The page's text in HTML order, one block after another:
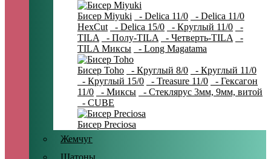
Бисер Miyuki - Delica 11/0
- Delica 11/0
HexCut
- Delica 15/0 - Круглый 11/0
-
TILA
- Полу-TILA - Четверть-TILA
-
TILA Миксы
- Long Magatama
Бисер Toho - Круглый 8/0
- Круглый 11/0
- Круглый 15/0
- Treasure 11/0
- Гексагон
11/0
- Миксы
- Стеклярус 3мм, 9мм, витой
- CUBE
Бисер Preciosa
Жемчуг
Шатоны